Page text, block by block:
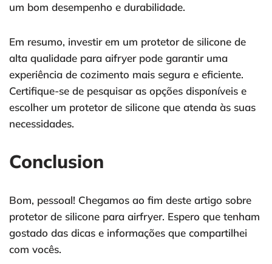
um bom desempenho e durabilidade.
Em resumo, investir em um protetor de silicone de
alta qualidade para aifryer pode garantir uma
experiência de cozimento mais segura e eficiente.
Certifique-se de pesquisar as opções disponíveis e
escolher um protetor de silicone que atenda às suas
necessidades.
Conclusion
Bom, pessoal! Chegamos ao fim deste artigo sobre
protetor de silicone para airfryer. Espero que tenham
gostado das dicas e informações que compartilhei
com vocês.